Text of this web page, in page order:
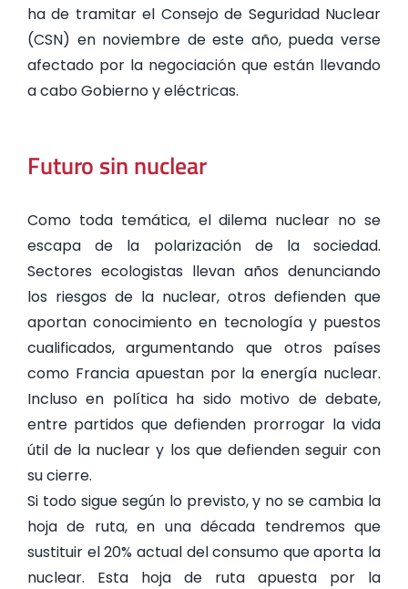
ha de tramitar el Consejo de Seguridad Nuclear
(CSN) en noviembre de este año, pueda verse
afectado por la negociación que están llevando
a cabo Gobierno y eléctricas.
Futuro sin nuclear
Como toda temática, el dilema nuclear no se
escapa de la polarización de la sociedad.
Sectores ecologistas llevan años denunciando
los riesgos de la nuclear, otros defienden que
aportan conocimiento en tecnología y puestos
cualificados, argumentando que otros países
como Francia apuestan por la energía nuclear.
Incluso en política ha sido motivo de debate,
entre partidos que defienden prorrogar la vida
útil de la nuclear y los que defienden seguir con
su cierre.
Si todo sigue según lo previsto, y no se cambia la
hoja de ruta, en una década tendremos que
sustituir el 20% actual del consumo que aporta la
nuclear. Esta hoja de ruta apuesta por la